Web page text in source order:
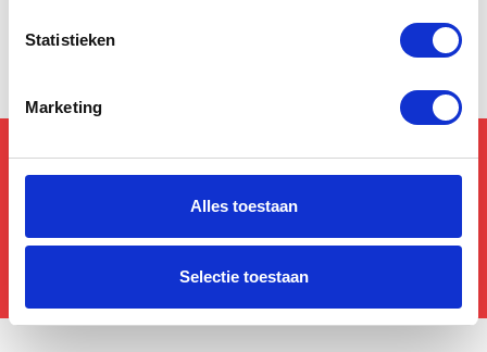
Statistieken
Marketing
Alles toestaan
Selectie toestaan
Enorme voorraad